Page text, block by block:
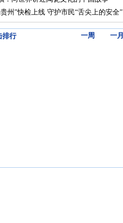
州”快检上线 守护市民“舌尖上的安全”
排行 一周 一月